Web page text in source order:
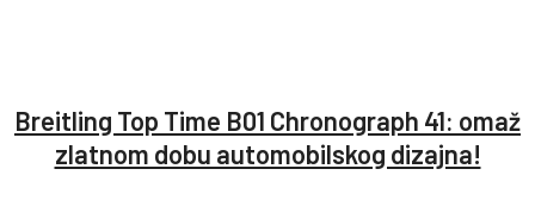
Breitling Top Time B01 Chronograph 41: omaž
zlatnom dobu automobilskog dizajna!